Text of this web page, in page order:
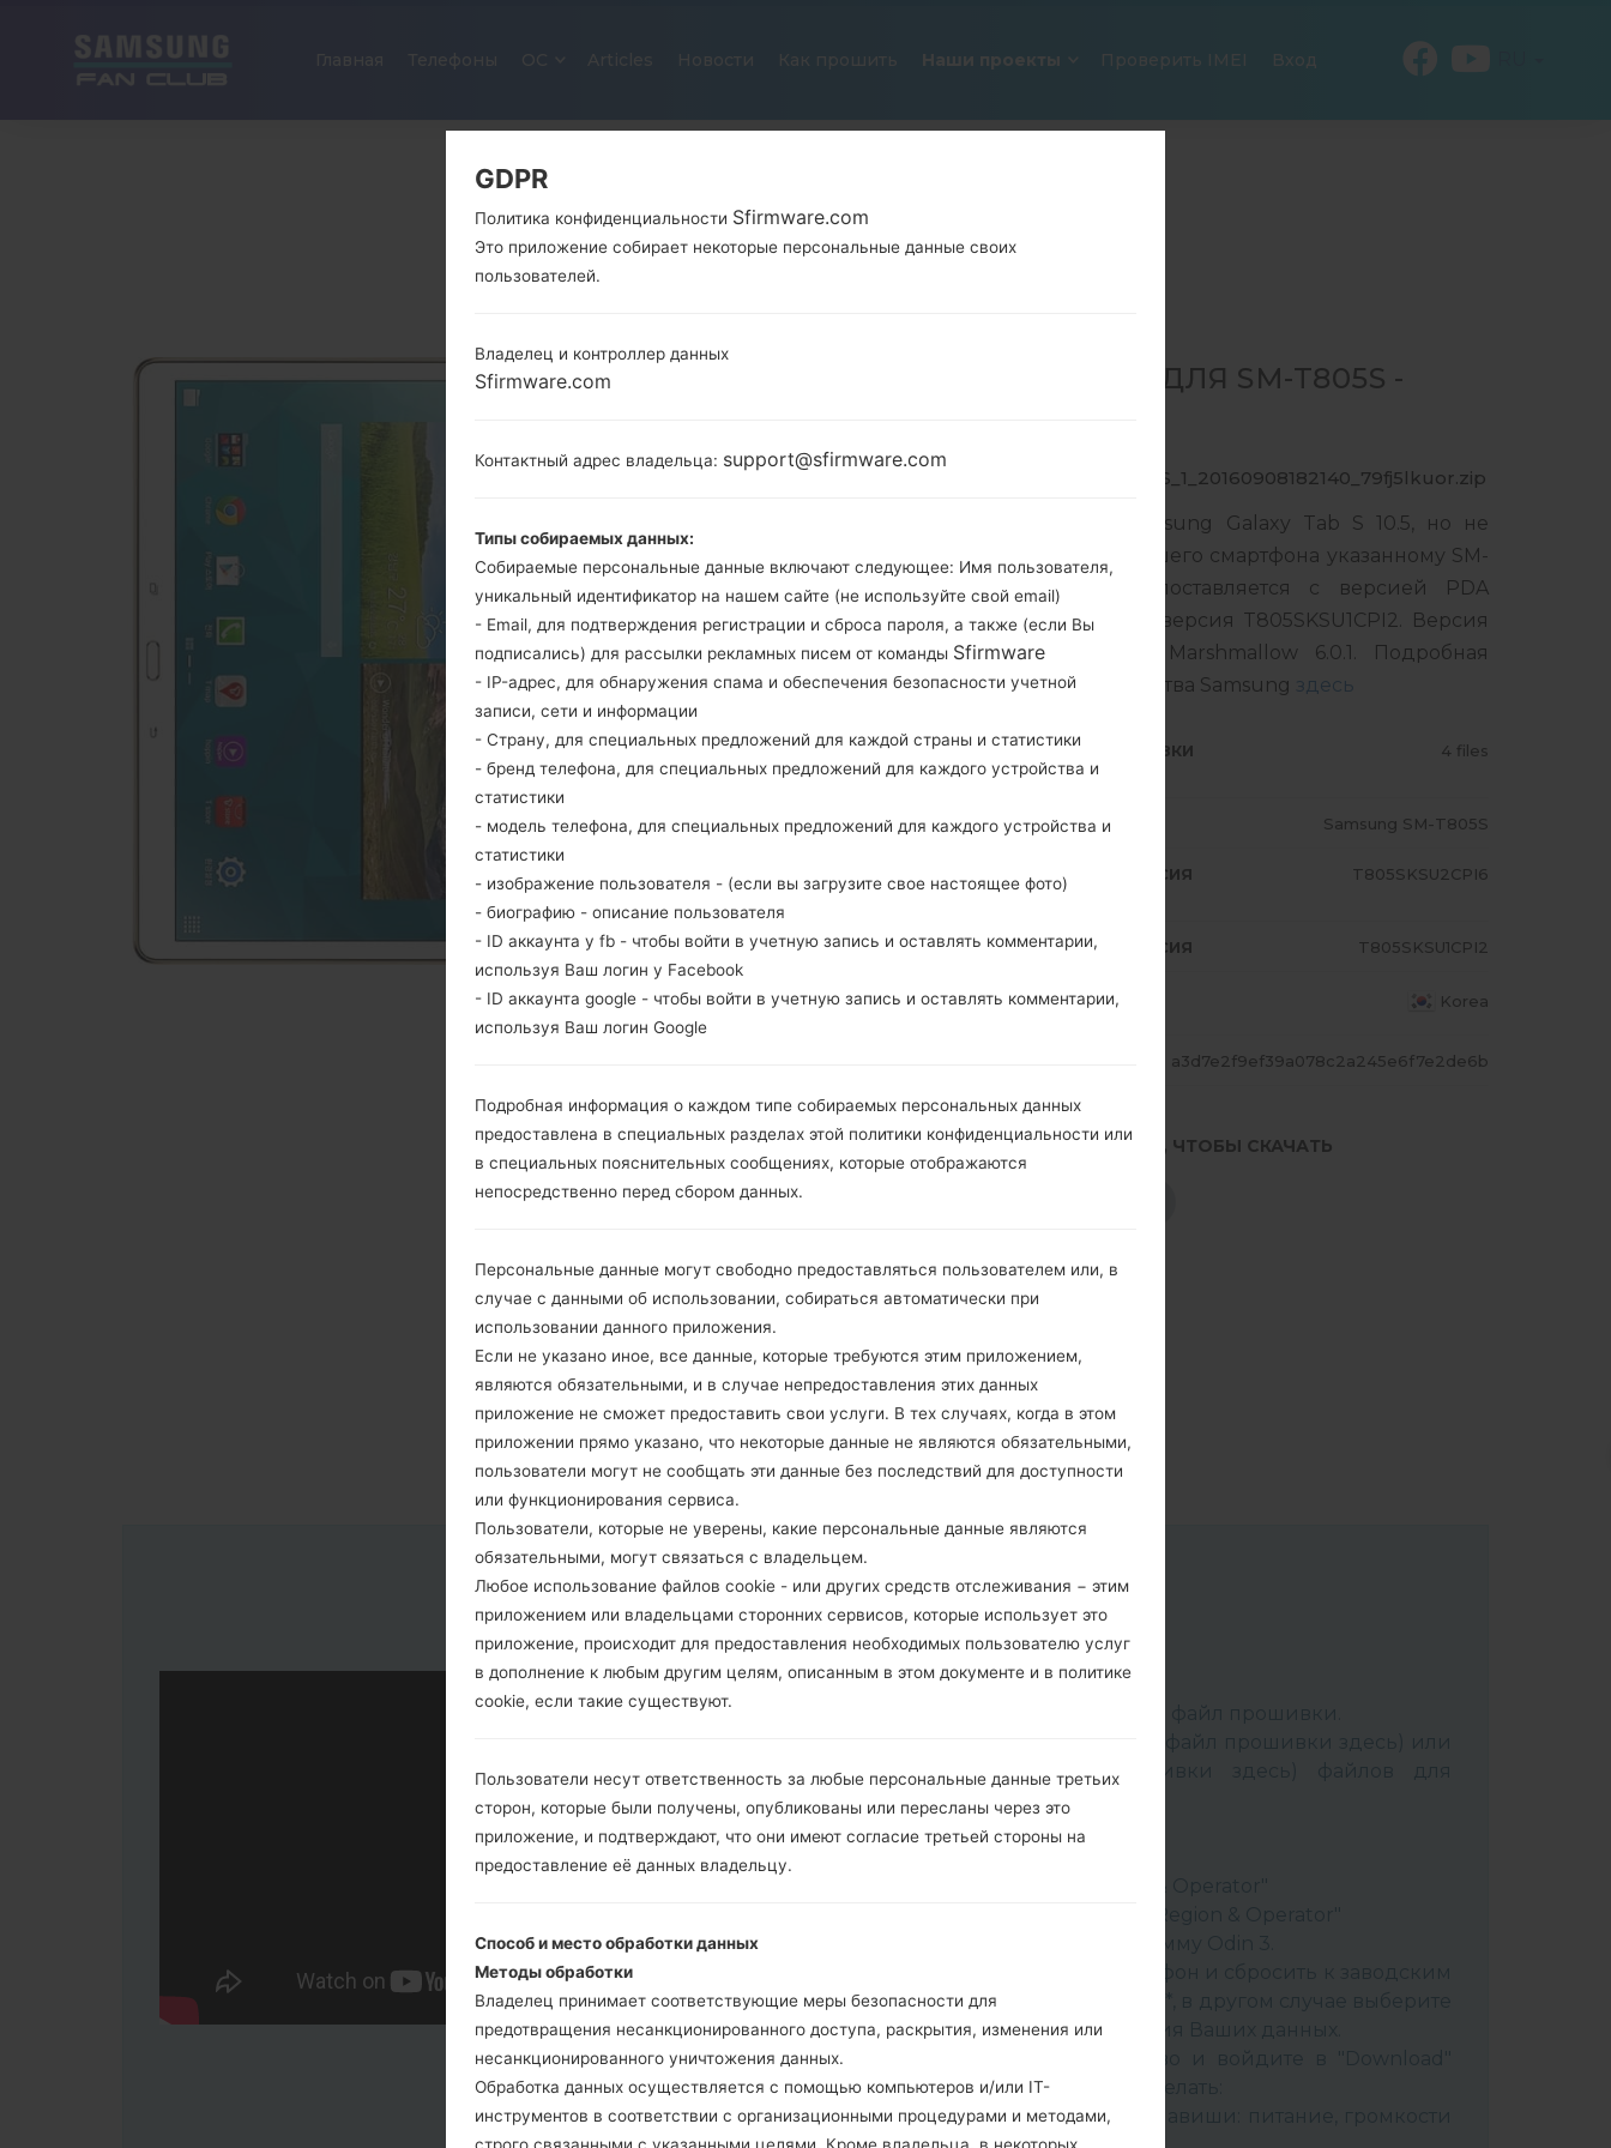
Новости Как прошить Наши проекты Проверить IMEI Вход
ОФИЦИАЛЬНАЯ ПРОШИВКА #21648 ДЛЯ SM-T805S -
Главная → Galaxy Tab S 10.5
SM-T805S_1_20160908182140_79fj5lkuor.zip
Загрузите последнее обновление прошивки для Samsung Galaxy Tab S 10.5, но не
забудьте проверить, соответствует ли номер модели вашего смартфона указанному SM-
T805S. Код прошивки SKC для KOREA. Продукт поставляется с версией PDA
T805SKSU2CPI6 и версия CSC T805SSKC2CPI6, MODEM версия T805SKSU1CPI2. Версия
операционной системы данной прошивки Android Marshmallow 6.0.1. Подробная
инструкция, как прошить стоковую прошивку на устройства Samsung здесь
НАЗВАНИЕ ФАЙЛА
SM-T805S_1_20160908182140_
79fj5lkuor
ТИП ПРОШИВКИ 4 files
РАЗМЕР ФАЙЛА 1.84 GiB МОДЕЛЬ Samsung SM-T805S
СИСТЕМА
PDA/AP ВЕРСИЯ T805SKSU2CPI6
PDA/AP ВЕРСИЯ T805SSKC2CPI6 PDA/AP ВЕРСИЯ T805SKSU1CPI2
РЕГИОН SKC СТРАНА Korea
a3d7e2f9ef39a078c2a245e6f7e2de6b
1.ПРОВЕРИТЬ НАЛИЧИЕ RECAPTCHA 2.НАЖМИТЕ, ЧТОБЫ СКАЧАТЬ
Инструкции
Скачайте на свой ПК:Odin 3
5 (Выбрать 5 файл прошивки здесь) файлов для
прошивки:
AP: "System & Recovery"
настройкам выберите CSC _ ***, в другом случае выберите
HOME_CSC _ *** для сохранения Ваших данных.
режим. Все методы как это сделать:
Нажмите и удерживайте клавиши: питание, громкости
GDPR
Политика конфиденциальности Sfirmware.com
Это приложение собирает некоторые персональные данные своих
пользователей.
Владелец и контроллер данных
Sfirmware.com
Контактный адрес владельца: support@sfirmware.com
Типы собираемых данных:
Собираемые персональные данные включают следующее: Имя пользователя,
уникальный идентификатор на нашем сайте (не используйте свой email)
- Email, для подтверждения регистрации и сброса пароля, а также (если Вы
подписались) для рассылки рекламных писем от команды Sfirmware
- IP-адрес, для обнаружения спама и обеспечения безопасности учетной
записи, сети и информации
- Страну, для специальных предложений для каждой страны и статистики
- бренд телефона, для специальных предложений для каждого устройства и
статистики
- модель телефона, для специальных предложений для каждого устройства и
статистики
- изображение пользователя - (если вы загрузите свое настоящее фото)
- биографию - описание пользователя
- ID аккаунта у fb - чтобы войти в учетную запись и оставлять комментарии,
используя Ваш логин у Facebook
- ID аккаунта google - чтобы войти в учетную запись и оставлять комментарии,
используя Ваш логин Google
Подробная информация о каждом типе собираемых персональных данных
предоставлена в специальных разделах этой политики конфиденциальности или
в специальных пояснительных сообщениях, которые отображаются
непосредственно перед сбором данных.
Персональные данные могут свободно предоставляться пользователем или, в
случае с данными об использовании, собираться автоматически при
использовании данного приложения.
Если не указано иное, все данные, которые требуются этим приложением,
являются обязательными, и в случае непредоставления этих данных
приложение не сможет предоставить свои услуги. В тех случаях, когда в этом
приложении прямо указано, что некоторые данные не являются обязательными,
пользователи могут не сообщать эти данные без последствий для доступности
или функционирования сервиса.
Пользователи, которые не уверены, какие персональные данные являются
обязательными, могут связаться с владельцем.
Любое использование файлов cookie - или других средств отслеживания − этим
приложением или владельцами сторонних сервисов, которые использует это
приложение, происходит для предоставления необходимых пользователю услуг
в дополнение к любым другим целям, описанным в этом документе и в политике
cookie, если такие существуют.
Пользователи несут ответственность за любые персональные данные третьих
сторон, которые были получены, опубликованы или пересланы через это
приложение, и подтверждают, что они имеют согласие третьей стороны на
предоставление её данных владельцу.
Способ и место обработки данных
Методы обработки
Владелец принимает соответствующие меры безопасности для
предотвращения несанкционированного доступа, раскрытия, изменения или
несанкционированного уничтожения данных.
Обработка данных осуществляется с помощью компьютеров и/или IT-
инструментов в соответствии с организационными процедурами и методами,